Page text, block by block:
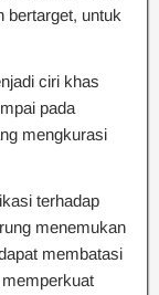
bertarget, untuk
ciri khas
pada
mengkurasi
terhadap
menemukan
membatasi